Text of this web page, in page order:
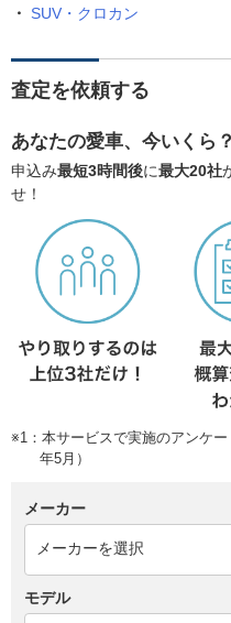
SUV・クロカン
査定を依頼する
あなたの愛車、今いくら？
申込み最短3時間後に最大20社
せ！
※1：本サービスで実施のアンケ
年5月）
メーカー
モデル